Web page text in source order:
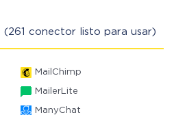
(261 conector listo para usar)
MailChimp
MailerLite
ManyChat